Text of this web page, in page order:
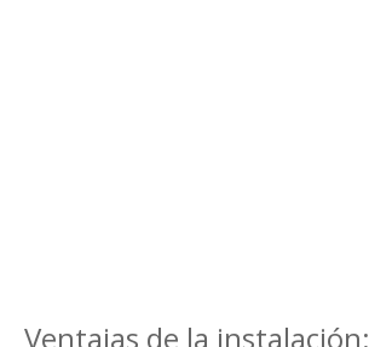
Ventajas de la instalación: